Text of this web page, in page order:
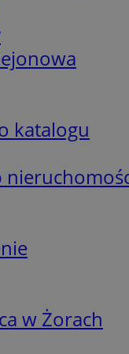
katalogu
w Żorach